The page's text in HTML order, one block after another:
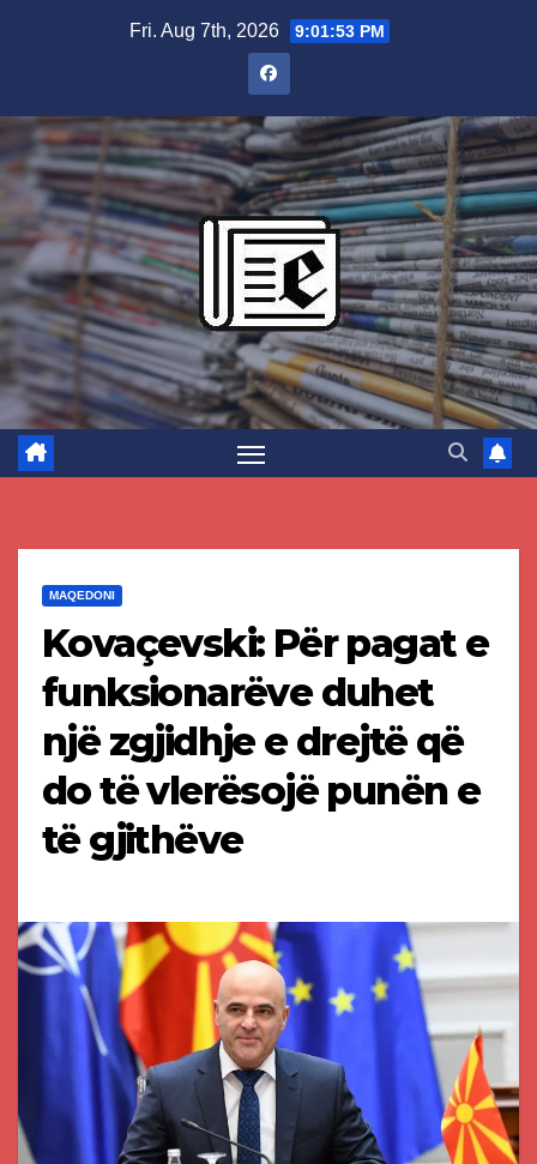
Fri. Aug 7th, 2026 9:01:54 PM
MAQEDONI
Kovaçevski: Për pagat e
funksionarëve duhet
një zgjidhje e drejtë që
do të vlerësojë punën e
të gjithëve